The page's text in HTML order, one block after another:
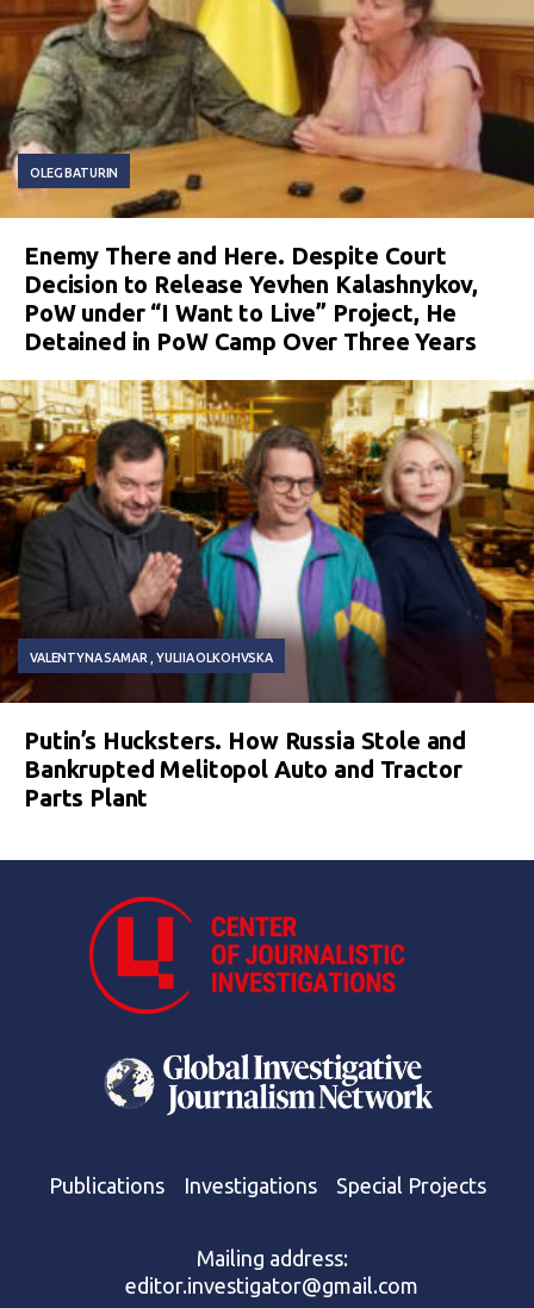
OLEG BATURIN
Enemy There and Here. Despite Court
Decision to Release Yevhen Kalashnykov,
PoW under “I Want to Live” Project, He
Detained in PoW Camp Over Three Years
VALENTYNA SAMAR YULIIA OLKOHVSKA
Putin’s Hucksters. How Russia Stole and
Bankrupted Melitopol Auto and Tractor
Parts Plant
Publications Investigations Special Projects
Mailing address:
editor.investigator@gmail.com